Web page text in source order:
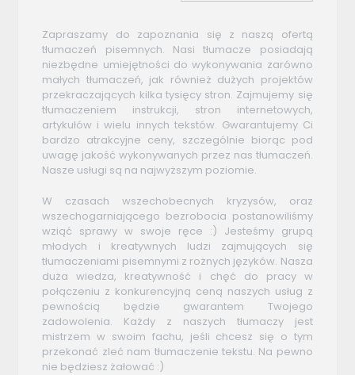
Zapraszamy do zapoznania się z naszą ofertą
tłumaczeń pisemnych. Nasi tłumacze posiadają
niezbędne umiejętności do wykonywania zarówno
małych tłumaczeń, jak również dużych projektów
przekraczających kilka tysięcy stron. Zajmujemy się
tłumaczeniem instrukcji, stron internetowych,
artykułów i wielu innych tekstów. Gwarantujemy Ci
bardzo atrakcyjne ceny, szczególnie biorąc pod
uwagę jakość wykonywanych przez nas tłumaczeń.
Nasze usługi są na najwyższym poziomie.
W czasach wszechobecnych kryzysów, oraz
wszechogarniającego bezrobocia postanowiliśmy
wziąć sprawy w swoje ręce :) Jesteśmy grupą
młodych i kreatywnych ludzi zajmujących się
tłumaczeniami pisemnymi z rożnych języków. Nasza
duża wiedza, kreatywność i chęć do pracy w
połączeniu z konkurencyjną ceną naszych usług z
pewnością będzie gwarantem Twojego
zadowolenia. Każdy z naszych tłumaczy jest
mistrzem w swoim fachu, jeśli chcesz się o tym
przekonać zleć nam tłumaczenie tekstu. Na pewno
nie będziesz żałować :)